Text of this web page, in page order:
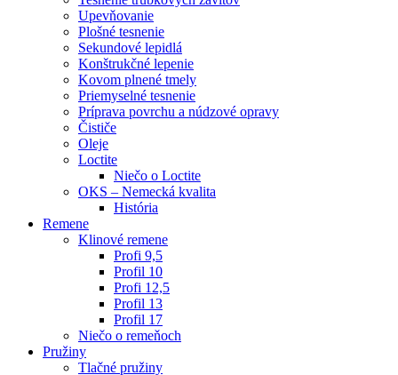
Upevňovanie
Plošné tesnenie
Sekundové lepidlá
Konštrukčné lepenie
Kovom plnené tmely
Priemyselné tesnenie
Príprava povrchu a núdzové opravy
Čističe
Oleje
Loctite
Niečo o Loctite
OKS – Nemecká kvalita
História
Remene
Klinové remene
Profi 9,5
Profil 10
Profi 12,5
Profil 13
Profil 17
Niečo o remeňoch
Pružiny
Tlačné pružiny